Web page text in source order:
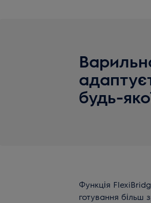
будь-
Функція
готування більш